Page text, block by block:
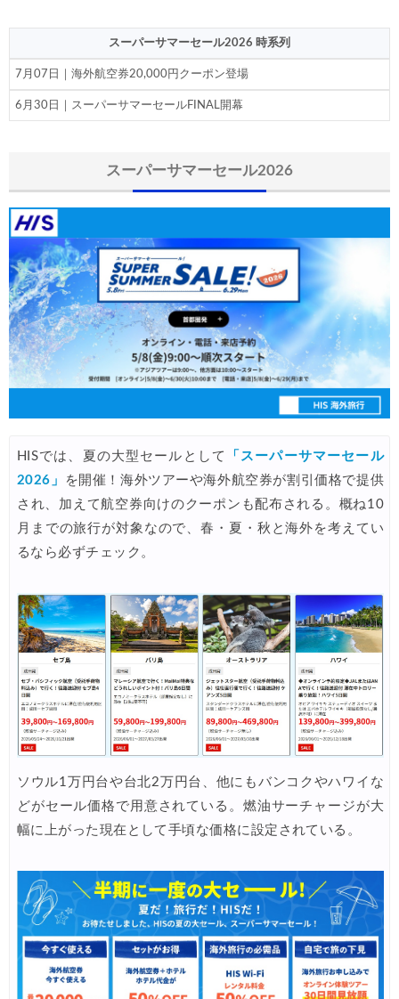
JTB) エアカナダ便(航空券+ホテル) 最大40,000円OFFクー
JTB) カンタス航空便(航空券+ホテル) 最大40,000円OFFク
07/01
07/01 JTB) 大韓航空便(航空券・ソウル行き) 最大20,000円OFFク
07/01 Trip.com) 海外ホテル2%OFFクーポン TRIP1
07/01 Trip.com) 海外航空券1%OFFクーポン TRIP2
07/01 エアトリ) 海外航空券(60日前) 1,000円OFFクーポン
06/30 HIS) スーパーサマーセールFINAL
楽天トラベル) 海外ツアー(サマーSALE) 最大50,000円OFFクー
楽天トラベル) 海外ツアー 最大30,000円OFFクーポン
06/29 Trip.com) 海外航空券(香港) 最大5,000円OFFクーポン
06/29 Trip.com) 韓国旅 最大50%OFFセール
06/28 エアトリ) 海外航空券 最大3,000円OFFクーポン
06/26 HIS) 海外航空券タイムセール
06/25 楽天トラベル) 海外ツアー 最大15,000円OFFクーポン
06/25 Trip.com) 海外航空券(アジア) 6,900円~
06/23 Trip.com) 航空券＋ホテル 最大5,000円OFFクーポン
06/23 Trip.com) 海外航空券 最大2,500円OFFクーポン
06/22 Trip.com) タイ旅 最大50%OFFセール
06/20 楽天トラベル) 海外ツアー 最大30,000円OFFクーポン
HIS) 海外航空券 2,000円OFFクーポン
06/18 HIS) ドイツツアー(添乗員同行) 最大15,000円OFFクーポン
06/18 Expedia) 夏旅特大ホテル 最大40%OFFセール
JAL) 海外航空券+ホテル 最大40,000円OFFクーポン
スーパーサマーセール2026 時系列
7月07日｜海外航空券20,000円クーポン登場
6月30日｜スーパーサマーセールFINAL開幕
スーパーサマーセール2026
HISでは、夏の大型セールとして
「スーパーサマーセール
2026」
を開催！海外ツアーや海外航空券が割引価格で提供
され、加えて航空券向けのクーポンも配布される。概ね10
月までの旅行が対象なので、春・夏・秋と海外を考えてい
るなら必ずチェック。
ソウル1万円台や台北2万円台、他にもバンコクやハワイな
どがセール価格で用意されている。燃油サーチャージが大
幅に上がった現在として手頃な価格に設定されている。